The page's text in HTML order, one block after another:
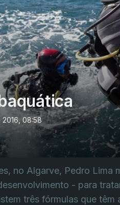
2016, 08:58
no Algarve, Pedro Lima
- para
três fórmulas que